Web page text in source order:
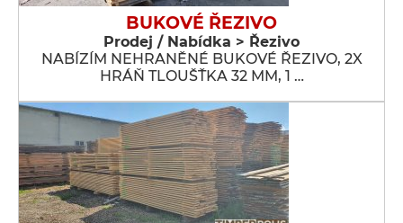
BUKOVÉ ŘEZIVO
Prodej / Nabídka > Řezivo
NABÍZÍM NEHRANĚNÉ BUKOVÉ ŘEZIVO, 2X
HRÁŇ TLOUŠŤKA 32 MM, 1 …